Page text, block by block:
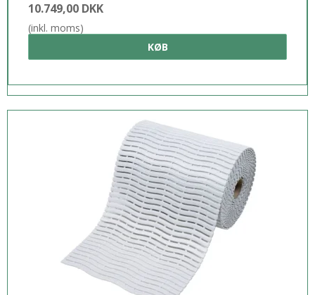
10.749,00 DKK
(inkl. moms)
KØB